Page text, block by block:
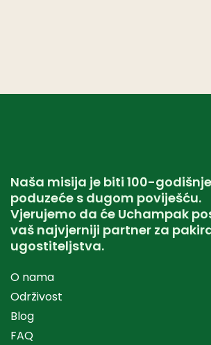
Naša misija je biti 100-godišnje
poduzeće s dugom poviješću.
Vjerujemo da će Uchampak
vaš najvjerniji partner za
ugostiteljstva.
O nama
Održivost
Blog
FAQ